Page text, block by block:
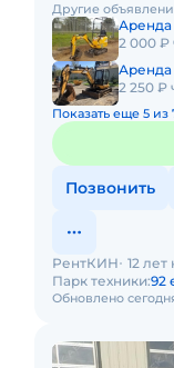
часов работы + 1
Другие
Аренда
2 000 ₽
Аренда
2 250 ₽
Показать еще 5 из
Позвонить
Обновлено
РентКИН 12
Парк техники:92